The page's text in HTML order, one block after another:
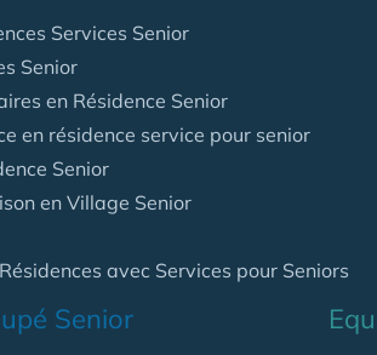
Services Senior
Senior
en Résidence Senior
en résidence service pour senior
Senior
en Village Senior
avec Services pour Seniors
Senior